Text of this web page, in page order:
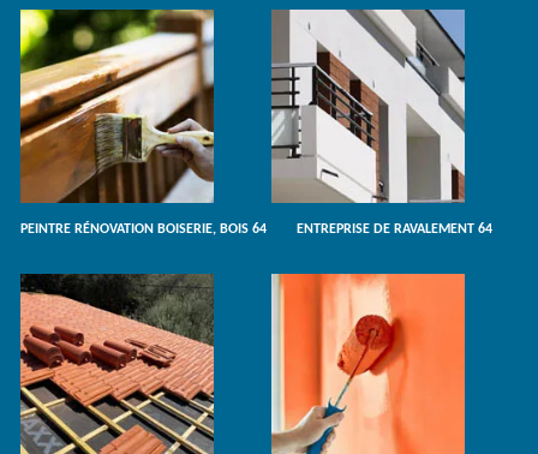
PEINTRE RÉNOVATION BOISERIE, BOIS 64 ENTREPRISE DE RAVALEMENT 64